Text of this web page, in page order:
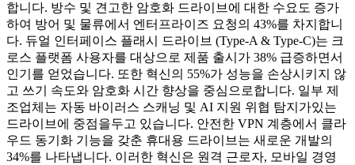
합니다. 방수 및 견고한 암호화 드라이브에 대한 수요도 증가
하여 방어 및 물류에서 엔터프라이즈 요청의 43%를 차지합니
다. 듀얼 인터페이스 플래시 드라이브 (Type-A & Type-C)는 크
로스 플랫폼 사용자를 대상으로 제품 출시가 38% 급증하면서
인기를 얻었습니다. 또한 혁신의 55%가 성능을 손상시키지 않
고 쓰기 속도와 암호화 시간 향상을 중심으로합니다. 일부 제
조업체는 자동 바이러스 스캐닝 및 AI 지원 위협 탐지가있는
드라이브에 중점을두고 있습니다. 안전한 VPN 계층에서 클라
우드 동기화 기능을 갖춘 휴대용 드라이브는 새로운 개발의
34%를 나타냅니다. 이러한 혁신은 원격 근로자, 모바일 경영